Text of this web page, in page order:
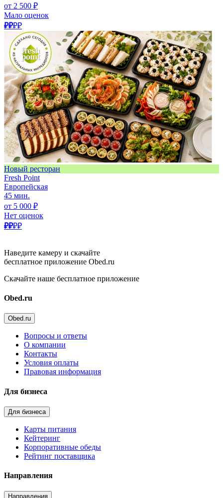
от 2 500 ₽
Мало оценок
₽₽₽₽
Новый ресторан
Fresh Point
Европейская
45 мин.
от 5 000 ₽
Нет оценок
₽₽₽₽
Наведите камеру и скачайте
бесплатное приложение Obed.ru
Скачайте наше бесплатное приложение
Obed.ru
Obed.ru
Вопросы и ответы
О компании
Контакты
Условия оплаты
Правовая информация
Для бизнеса
Для бизнеса
Карты питания
Кейтеринг
Корпоративные обеды
Рейтинг поставщика
Направления
Направления